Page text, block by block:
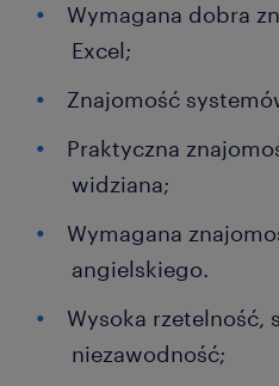
Wymagana dobra
Excel;
Znajomość
Praktyczna
widziana;
Wymagana
angielskiego.
Wysoka rzetelność,
niezawodność;